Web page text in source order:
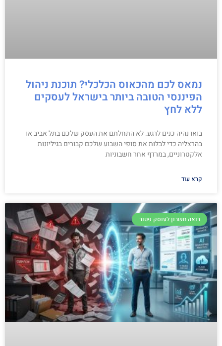
נמאס לכם מהכאוס הכלכלי? תוכנת ניהול
הפיננסי הטובה ביותר בישראל לעסקים
ללא לחץ
בואו נהיה כנים לרגע. לא התחלתם את העסק שלכם בתל אביב או
בהרצליה כדי לבלות את סופי השבוע שלכם קבורים בגיליונות
אלקטרוניים, במרדף אחר חשבוניות
קרא עוד
רואה חשבון לעוסק פטור